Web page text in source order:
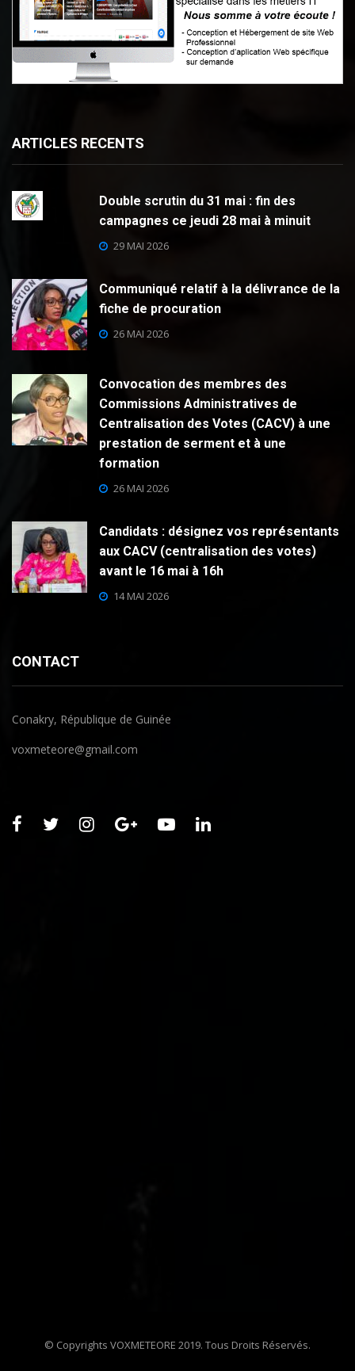
ARTICLES RECENTS
Double scrutin du 31 mai : fin des
campagnes ce jeudi 28 mai à minuit
29 MAI 2026
Communiqué relatif à la délivrance de la
fiche de procuration
26 MAI 2026
Convocation des membres des
Commissions Administratives de
Centralisation des Votes (CACV) à une
prestation de serment et à une
formation
26 MAI 2026
Candidats : désignez vos représentants
aux CACV (centralisation des votes)
avant le 16 mai à 16h
14 MAI 2026
CONTACT
Conakry, République de Guinée
voxmeteore@gmail.com
© Copyrights VOXMETEORE 2019. Tous Droits Réservés.